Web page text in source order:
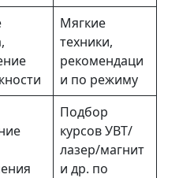
Мягкие
техники,
рекомендаци
и по режиму
Подбор
курсов УВТ/
лазер/магнит
и др. по